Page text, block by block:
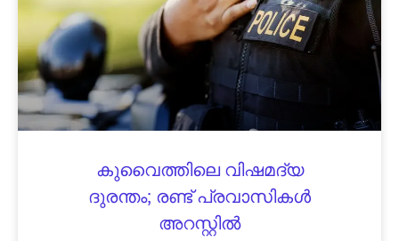
കുവൈത്തിലെ വിഷമദ്യ
ദുരന്തം; രണ്ട് പ്രവാസികൾ
അറസ്റ്റിൽ